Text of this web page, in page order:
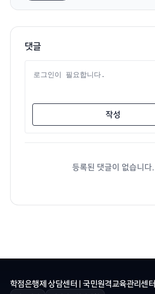
댓글
댓글 내용
작성
등록된 댓글이 없습니다.
학점은행제 상담센터 | 국민원격교육관리센터